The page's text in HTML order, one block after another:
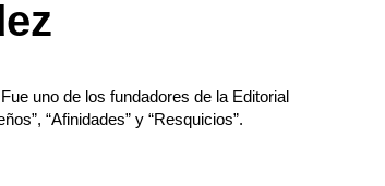
uno de los fundadores de la Editorial
“Afinidades” y “Resquicios”.